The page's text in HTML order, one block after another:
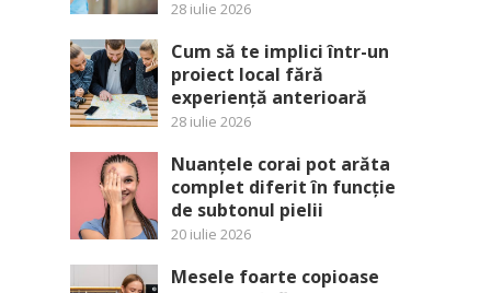
28 iulie 2026
Cum să te implici într-un
proiect local fără
experiență anterioară
28 iulie 2026
Nuanțele corai pot arăta
complet diferit în funcție
de subtonul pielii
20 iulie 2026
Mesele foarte copioase